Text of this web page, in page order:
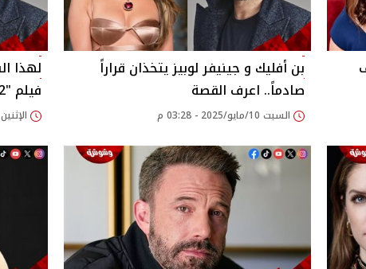
بن أفليك و جينيفر لوبيز يتخذان قراراً
صادماً.. اعرف القصة
السبت 10/مايو/2025 - 03:28 م
لهذا
فيلم "The Accountant 2"
الإثنين 28/أبريل/2025 - 07:42 م